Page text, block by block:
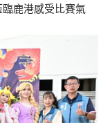
鹿港感受比賽氣